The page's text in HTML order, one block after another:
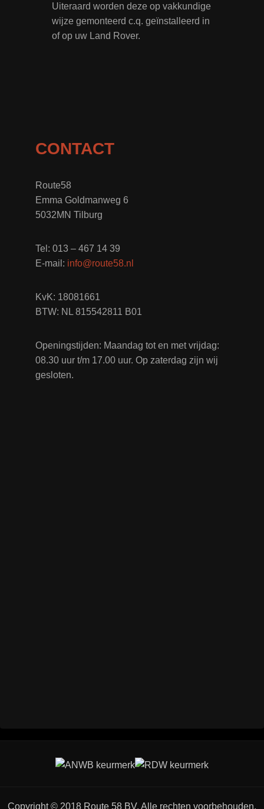
Uiteraard worden deze op vakkundige
wijze gemonteerd c.q. geïnstalleerd in
of op uw Land Rover.
CONTACT
Route58
Emma Goldmanweg 6
5032MN Tilburg
Tel: 013 – 467 14 39
E-mail: info@route58.nl
KvK: 18081661
BTW: NL 815542811 B01
Openingstijden: Maandag tot en met vrijdag:
08.30 uur t/m 17.00 uur. Op zaterdag zijn wij
gesloten.
Copyright © 2018 Route 58 BV. Alle rechten voorbehouden.